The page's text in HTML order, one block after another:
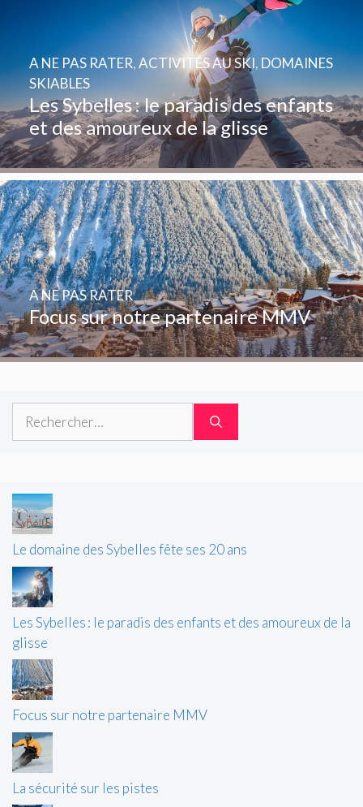
Les Sybelles : le paradis des enfants
et des amoureux de la glisse
A NE PAS RATER,ACTIVITÉS AU SKI, DOMAINES
SKIABLES
Focus sur notre partenaire MMV
A NE PAS RATER
Le domaine des Sybelles fête ses 20 ans
Les Sybelles : le paradis des enfants et des amoureux de la
glisse
Focus sur notre partenaire MMV
La sécurité sur les pistes